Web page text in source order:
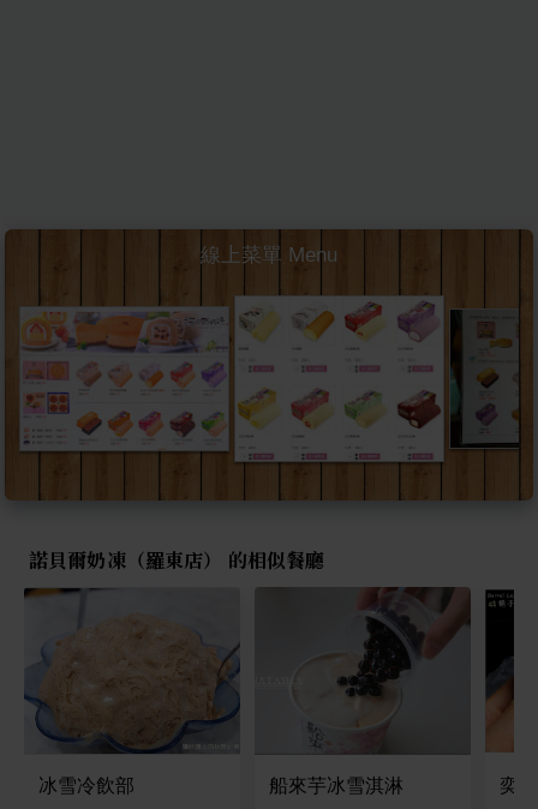
線上菜單 Menu
諾貝爾奶凍（羅東店） 的相似餐廳
冰雪冷飲部 船來芋冰雪淇淋 奕